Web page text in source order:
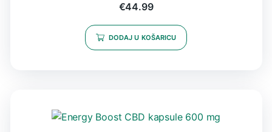
€44.99
DODAJ U KOŠARICU